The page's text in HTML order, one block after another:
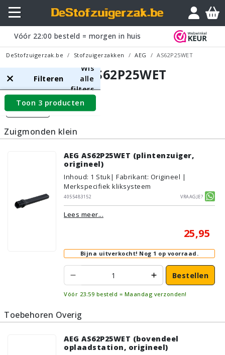
Vóór 22:00 besteld = morgen in huis
DeStofzuigerzak.be Stofzuigerzakken AEG AS62P25WET
AEG AS62P25WET
Filters
Filteren
Wis
alle
filters
Toon 3 producten
Zuigmonden klein
AEG AS62P25WET (plintenzuiger,
origineel)
Inhoud: 1 Stuk| Fabrikant: Origineel |
Merkspecifiek kliksysteem
4055483152
Vraagje?
Lees meer...
25,95
Bijna uitverkocht! Nog 1 op voorraad.
Bestellen
Vóór 23:59 besteld = Maandag verzonden!
Toebehoren Overig
AEG AS62P25WET (bovendeel
oplaadstation, origineel)